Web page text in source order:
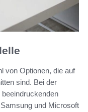
von Optionen, die auf
sind. Bei der
und Microsoft